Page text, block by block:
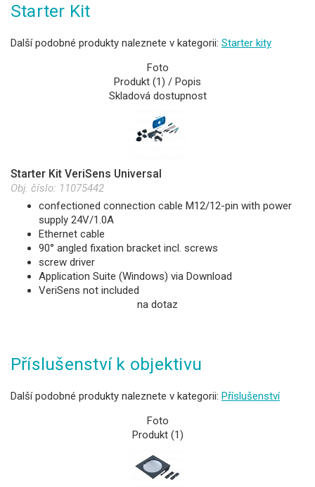
Starter Kit
Další podobné produkty naleznete v kategorii: Starter kity
Foto
Produkt (1) / Popis
Skladová dostupnost
Starter Kit VeriSens Universal
Obj. číslo: 11075442
confectioned connection cable M12/12-pin with power
supply 24V/1.0A
Ethernet cable
90° angled fixation bracket incl. screws
screw driver
Application Suite (Windows) via Download
VeriSens not included
na dotaz
Příslušenství k objektivu
Další podobné produkty naleznete v kategorii: Příslušenství
Foto
Produkt (1)